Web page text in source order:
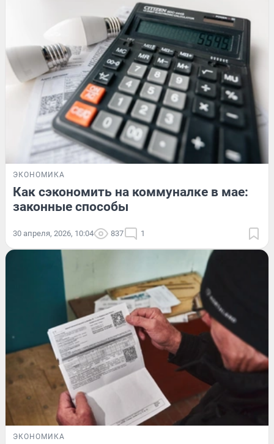
ЭКОНОМИКА
Как сэкономить на коммуналке в мае:
законные способы
30 апреля, 2026, 10:04 837 1
ЭКОНОМИКА